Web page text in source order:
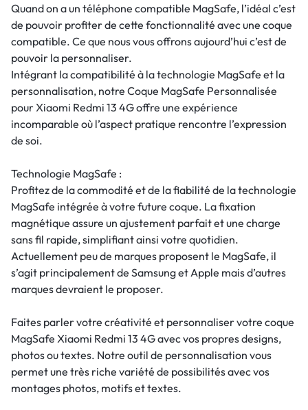
Quand on a un téléphone compatible MagSafe, l’idéal c’est
de pouvoir profiter de cette fonctionnalité avec une coque
compatible. Ce que nous vous offrons aujourd’hui c’est de
pouvoir la personnaliser.
Intégrant la compatibilité à la technologie MagSafe et la
personnalisation, notre Coque MagSafe Personnalisée
pour Xiaomi Redmi 13 4G offre une expérience
incomparable où l’aspect pratique rencontre l’expression
de soi.
Technologie MagSafe :
Profitez de la commodité et de la fiabilité de la technologie
MagSafe intégrée à votre future coque. La fixation
magnétique assure un ajustement parfait et une charge
sans fil rapide, simplifiant ainsi votre quotidien.
Actuellement peu de marques proposent le MagSafe, il
s’agit principalement de Samsung et Apple mais d’autres
marques devraient le proposer.
Faites parler votre créativité et personnaliser votre coque
MagSafe Xiaomi Redmi 13 4G avec vos propres designs,
photos ou textes. Notre outil de personnalisation vous
permet une très riche variété de possibilités avec vos
montages photos, motifs et textes.